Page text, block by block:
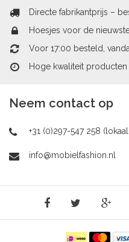
Directe fabrikantprijs –
Hoesjes voor de
Voor 17:00 besteld,
Hoge kwaliteit producten
Neem contact op
+31 (0)297-547 258
info@mobielfashion.nl